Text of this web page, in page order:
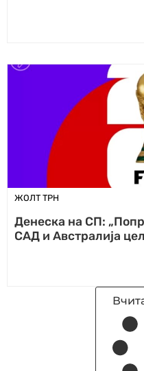
ЖОЛТ ТРН
Денеска на СП:
САД и Австралија